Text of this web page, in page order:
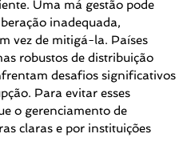
Uma má gestão pode
inadequada,
vez de mitigá-la. Países
robustos de distribuição
desafios significativos
Para evitar esses
o gerenciamento de
claras e por instituições